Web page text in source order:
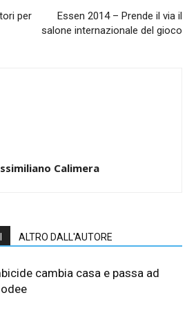
per
Essen 2014 – Prende il via il
salone internazionale del gioco
Calimera
ALTRO DALL'AUTORE
cambia casa e passa ad